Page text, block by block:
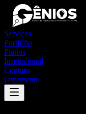
Serviços
Portfólio
Planos
Institucional
Contato
Orçamento